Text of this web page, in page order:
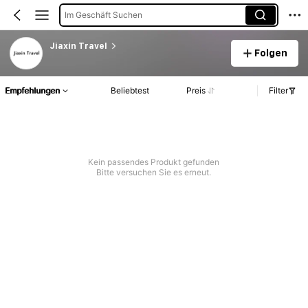
Im Geschäft Suchen
Jiaxin Travel
Folgen
Empfehlungen Beliebtest Preis Filter
Kein passendes Produkt gefunden
Bitte versuchen Sie es erneut.